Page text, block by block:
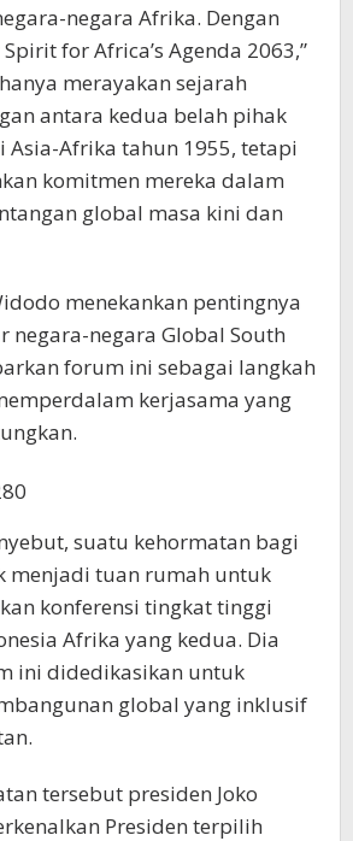
negara Afrika. Dengan
for Africa’s Agenda 2063,”
merayakan sejarah
antara kedua belah pihak
Asia-Afrika tahun 1955, tetapi
komitmen mereka dalam
global masa kini dan
menekankan pentingnya
negara-negara Global South
forum ini sebagai langkah
kerjasama yang
suatu kehormatan bagi
menjadi tuan rumah untuk
konferensi tingkat tinggi
Afrika yang kedua. Dia
ini didedikasikan untuk
global yang inklusif
tersebut presiden Joko
Presiden terpilih